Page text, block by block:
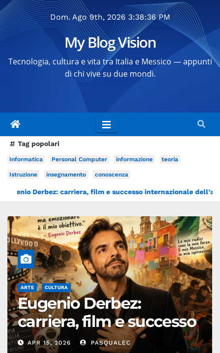
Salta
al
contenuto
Dom. Ago 9th, 20263:38:39 PM
My Blog Vision
Tecnologia, cultura e vita tra Italia e Messico — appunti
di chi vive su due mondi.
Tag popolari
Informatica Personal Computer informazione teoria
Istruzione insegnamento conoscenza
film e successo internazionale dell’attore messicano
CULTURA
Città del Messico: dove il
cuore del passato batte
nel presente
APR 1, 2026 PASQUALEC